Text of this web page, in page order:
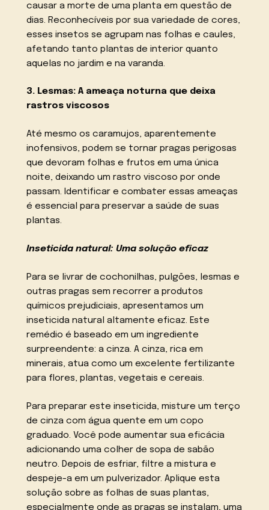
causar a morte de uma planta em questão de
dias. Reconhecíveis por sua variedade de cores,
esses insetos se agrupam nas folhas e caules,
afetando tanto plantas de interior quanto
aquelas no jardim e na varanda.
3. Lesmas: A ameaça noturna que deixa
rastros viscosos
Até mesmo os caramujos, aparentemente
inofensivos, podem se tornar pragas perigosas
que devoram folhas e frutos em uma única
noite, deixando um rastro viscoso por onde
passam. Identificar e combater essas ameaças
é essencial para preservar a saúde de suas
plantas.
Inseticida natural: Uma solução eficaz
Para se livrar de cochonilhas, pulgões, lesmas e
outras pragas sem recorrer a produtos
químicos prejudiciais, apresentamos um
inseticida natural altamente eficaz. Este
remédio é baseado em um ingrediente
surpreendente: a cinza. A cinza, rica em
minerais, atua como um excelente fertilizante
para flores, plantas, vegetais e cereais.
Para preparar este inseticida, misture um terço
de cinza com água quente em um copo
graduado. Você pode aumentar sua eficácia
adicionando uma colher de sopa de sabão
neutro. Depois de esfriar, filtre a mistura e
despeje-a em um pulverizador. Aplique esta
solução sobre as folhas de suas plantas,
especialmente onde as pragas se instalam, uma